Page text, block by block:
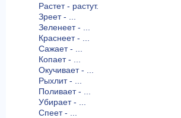
Растет - растут.
Зреет - ...
Зеленеет - ...
Краснеет - ...
Сажает - ...
Копает - ...
Окучивает - ...
Рыхлит - ...
Поливает - ...
Убирает - ...
Спеет - ...